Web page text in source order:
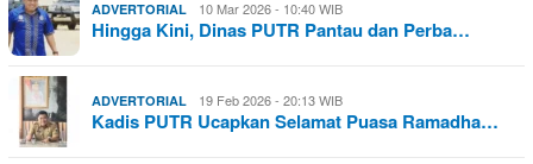
ADVERTORIAL 10 Mar 2026 - 10:40 WIB
Hingga Kini, Dinas PUTR Pantau dan Perba…
ADVERTORIAL 19 Feb 2026 - 20:13 WIB
Kadis PUTR Ucapkan Selamat Puasa Ramadha…